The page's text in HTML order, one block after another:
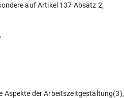
auf Artikel 137 Absatz 2,
Aspekte der Arbeitszeitgestaltung(3),